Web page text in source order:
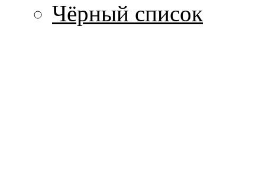
Чёрный список